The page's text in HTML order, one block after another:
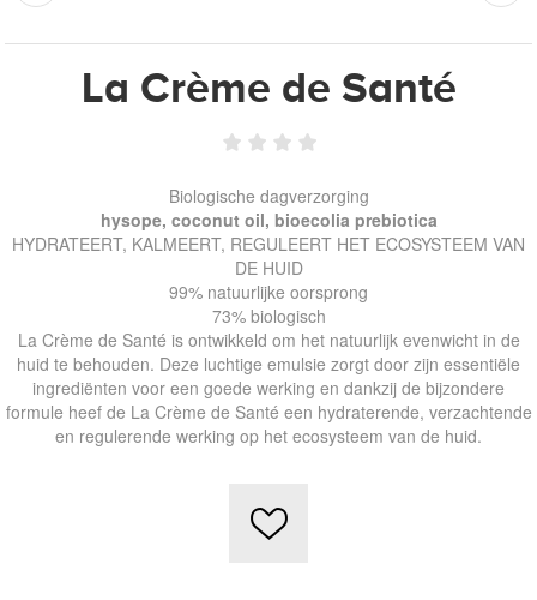
La Crème de Santé
Biologische dagverzorging
hysope, coconut oil, bioecolia prebiotica
HYDRATEERT, KALMEERT, REGULEERT HET ECOSYSTEEM VAN
DE HUID
99% natuurlijke oorsprong
73% biologisch
La Crème de Santé is ontwikkeld om het natuurlijk evenwicht in de
huid te behouden. Deze luchtige emulsie zorgt door zijn essentiële
ingrediënten voor een goede werking en dankzij de bijzondere
formule heef de La Crème de Santé een hydraterende, verzachtende
en regulerende werking op het ecosysteem van de huid.